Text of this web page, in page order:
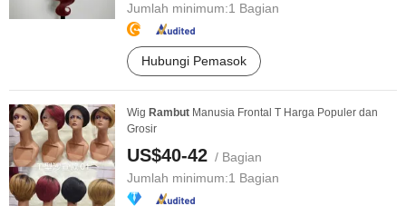
Jumlah minimum:1 Bagian
Hubungi Pemasok
Wig Rambut Manusia Frontal T Harga Populer dan
Grosir
US$40-42 / Bagian
Jumlah minimum:1 Bagian